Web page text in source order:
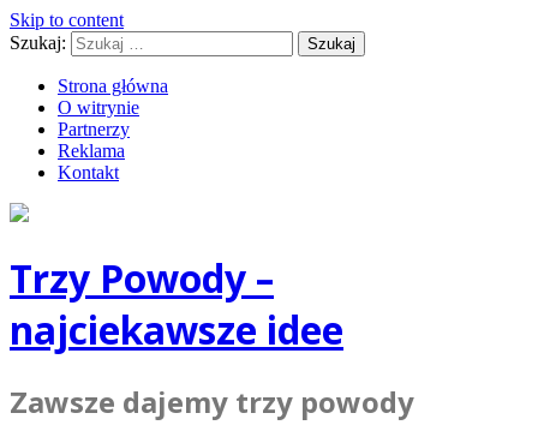
Skip to content
Szukaj:
Strona główna
O witrynie
Partnerzy
Reklama
Kontakt
Trzy Powody –
najciekawsze idee
Zawsze dajemy trzy powody